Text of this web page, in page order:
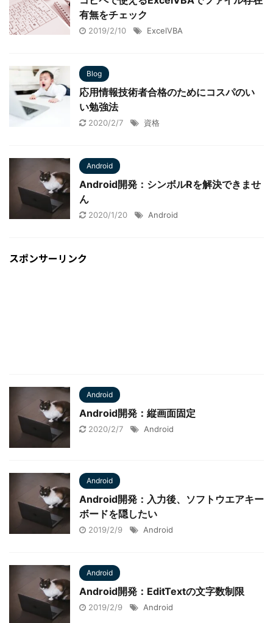
有無をチェック
2019/2/10 ExcelVBA
Blog
応用情報技術者合格のためにコスパのい
い勉強法
2020/2/7 資格
Android
Android開発：シンボルRを解決できませ
ん
2020/1/20 Android
スポンサーリンク
Android
Android開発：縦画面固定
2020/2/7 Android
Android
Android開発：入力後、ソフトウエアキー
ボードを隠したい
2019/2/9 Android
Android
Android開発：EditTextの文字数制限
2019/2/9 Android